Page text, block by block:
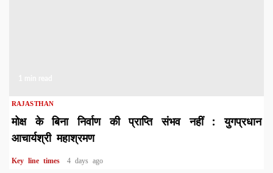
RAJASTHAN
मोक्ष के बिना निर्वाण की प्राप्ति संभव नहीं : युगप्रधान
आचार्यश्री महाश्रमण
Key line times 4 days ago